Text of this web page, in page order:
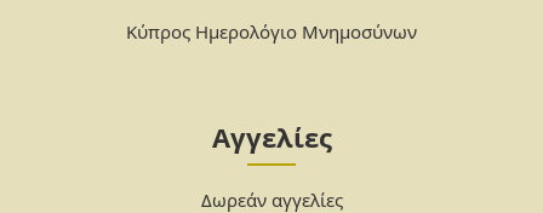
Κύπρος Ημερολόγιο Μνημοσύνων
Αγγελίες
Δωρεάν αγγελίες